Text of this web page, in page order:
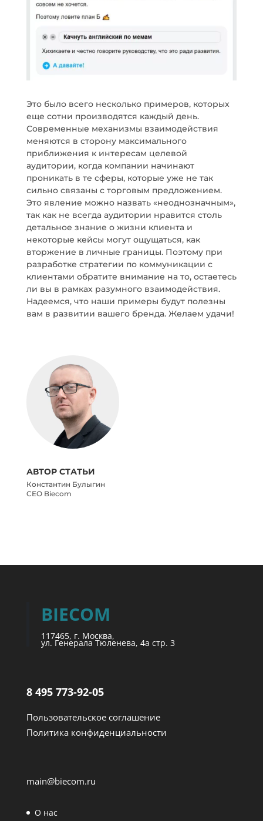
Это было всего несколько примеров, которых
еще сотни производятся каждый день.
Современные механизмы взаимодействия
меняются в сторону максимального
приближения к интересам целевой
аудитории, когда компании начинают
проникать в те сферы, которые уже не так
сильно связаны с торговым предложением.
Это явление можно назвать «неоднозначным»,
так как не всегда аудитории нравится столь
детальное знание о жизни клиента и
некоторые кейсы могут ощущаться, как
вторжение в личные границы. Поэтому при
разработке стратегии по коммуникации с
клиентами обратите внимание на то, остаетесь
ли вы в рамках разумного взаимодействия.
Надеемся, что наши примеры будут полезны
вам в развитии вашего бренда. Желаем удачи!
АВТОР СТАТЬИ
Константин Булыгин
CEO Biecom
BIECOM
117465, г. Москва,
ул. Генерала Тюленева, 4а стр. 3
8 495 773-92-05
Пользовательское соглашение
Политика конфиденциальности
main@biecom.ru
О нас